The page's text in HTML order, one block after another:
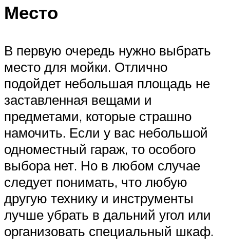
Место
В первую очередь нужно выбрать
место для мойки. Отлично
подойдет небольшая площадь не
заставленная вещами и
предметами, которые страшно
намочить. Если у вас небольшой
одноместный гараж, то особого
выбора нет. Но в любом случае
следует понимать, что любую
другую технику и инструменты
лучше убрать в дальний угол или
организовать специальный шкаф.